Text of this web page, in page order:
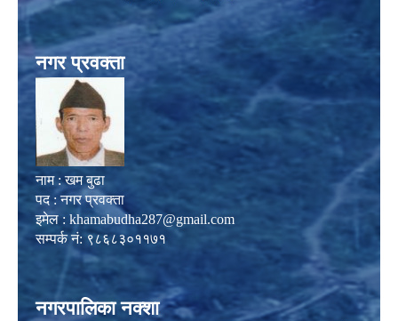
नगर प्रवक्ता
नाम : खम बुढा
पद : नगर प्रवक्ता
इमेल : khamabudha287@gmail.com
सम्पर्क नं: ९८६८३०११७१
नगरपालिका नक्शा